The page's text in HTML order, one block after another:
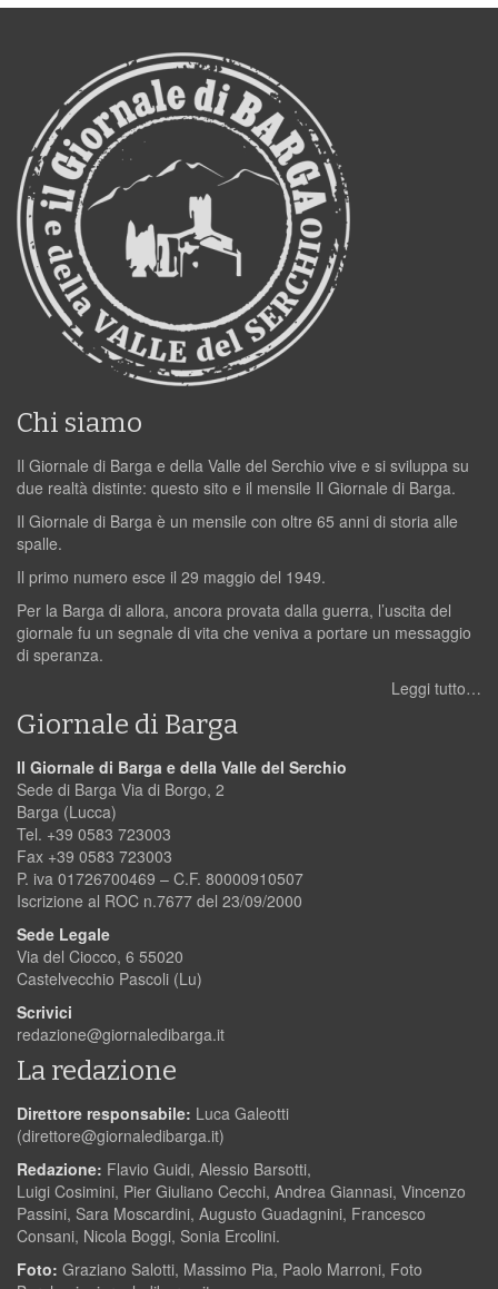
Chi siamo
Il Giornale di Barga e della Valle del Serchio vive e si sviluppa su
due realtà distinte: questo sito e il mensile Il Giornale di Barga.
Il Giornale di Barga è un mensile con oltre 65 anni di storia alle
spalle.
Il primo numero esce il 29 maggio del 1949.
Per la Barga di allora, ancora provata dalla guerra, l’uscita del
giornale fu un segnale di vita che veniva a portare un messaggio
di speranza.
Leggi tutto…
Giornale di Barga
Il Giornale di Barga e della Valle del Serchio
Sede di Barga Via di Borgo, 2
Barga (Lucca)
Tel. +39 0583 723003
Fax +39 0583 723003
P. iva 01726700469 – C.F. 80000910507
Iscrizione al ROC n.7677 del 23/09/2000
Sede Legale
Via del Ciocco, 6 55020
Castelvecchio Pascoli (Lu)
Scrivici
redazione@giornaledibarga.it
La redazione
Direttore responsabile: Luca Galeotti
(direttore@giornaledibarga.it)
Redazione: Flavio Guidi, Alessio Barsotti,
Luigi Cosimini, Pier Giuliano Cecchi, Andrea Giannasi, Vincenzo
Passini, Sara Moscardini, Augusto Guadagnini, Francesco
Consani, Nicola Boggi, Sonia Ercolini.
Foto: Graziano Salotti, Massimo Pia, Paolo Marroni, Foto